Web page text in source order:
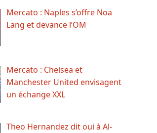
Mercato : Naples s’offre Noa
Lang et devance l’OM
Mercato : Chelsea et
Manchester United envisagent
un échange XXL
Theo Hernandez dit oui à Al-